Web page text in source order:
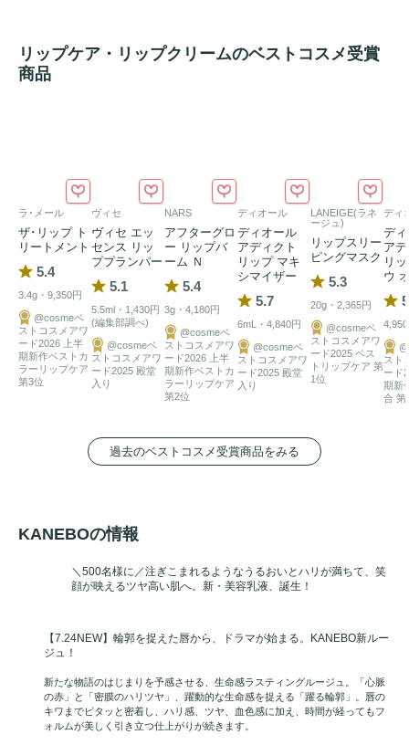
リップケア・リップクリームのベストコスメ受賞
商品
ラ･メール
ザ･リップ ト
リートメント
5.4
3.4g・9,350円
@cosmeベ
ストコスメアワ
ード2026 上半
期新作ベストカ
ラーリップケア
第3位
ヴィセ
ヴィセ エッ
センス リッ
ププランパー
5.1
5.5ml・1,430円
(編集部調べ)
@cosmeベ
ストコスメアワ
ード2025 殿堂
入り
NARS
アフターグロ
ー リップバ
ーム Ｎ
5.4
3g・4,180円
@cosmeベ
ストコスメアワ
ード2026 上半
期新作ベストカ
ラーリップケア
第2位
ディオール
ディオール
アディクト
リップ マキ
シマイザー
5.7
6mL・4,840円
@cosmeベ
ストコスメアワ
ード2025 殿堂
入り
LANEIGE(ラネ
ージュ)
リップスリー
ピングマスク
5.3
20g・2,365円
@cosmeベ
ストコスメアワ
ード2025 ベス
トリップケア 第
1位
ディ
デ
ア
リ
ウ
スト
ード
期新
合 第
過去のベストコスメ受賞商品をみる
KANEBOの情報
＼500名様に／注ぎこまれるようなうるおいとハリが満ちて、笑
顔が映えるツヤ高い肌へ。新・美容乳液、誕生！
【7.24NEW】輪郭を捉えた唇から、ドラマが始まる。KANEBO新ルー
ジュ！
新たな物語のはじまりを予感させる、生命感ラスティングルージュ。「心脈
の赤」と「密膜のハリツヤ」、躍動的な生命感を捉える「躍る輪郭」。唇の
キワまでピタッと密着し、ハリ感、ツヤ、血色感に加え、時間が経ってもフ
ォルムが美しく引き立つ仕上がりが続きます。